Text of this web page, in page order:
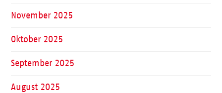
November 2025
Oktober 2025
September 2025
August 2025